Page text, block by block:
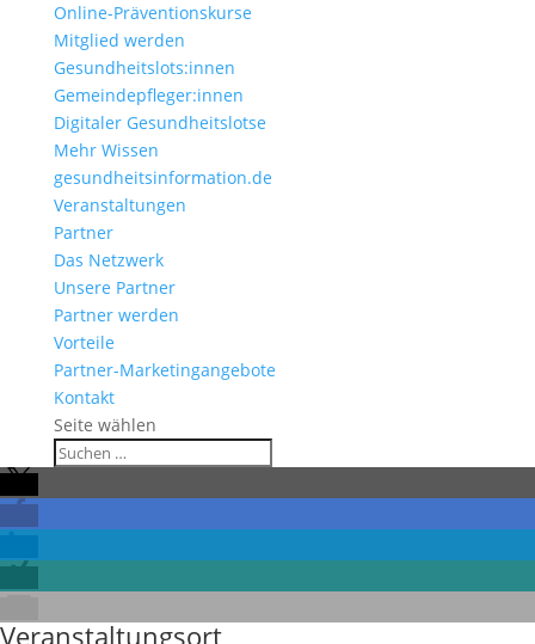
Online-Präventionskurse
Mitglied werden
Gesundheitslots:innen
Gemeindepfleger:innen
Digitaler Gesundheitslotse
Mehr Wissen
gesundheitsinformation.de
Veranstaltungen
Partner
Das Netzwerk
Unsere Partner
Partner werden
Vorteile
Partner-Marketingangebote
Kontakt
Seite wählen
Veranstaltungsort